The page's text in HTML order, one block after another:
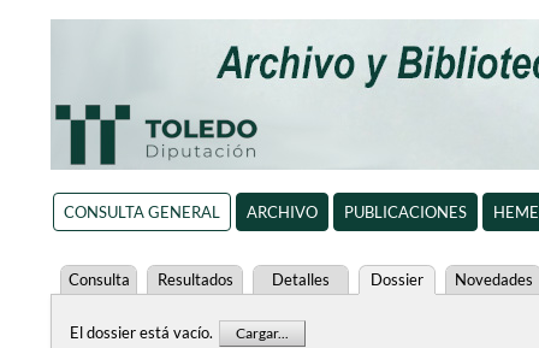
CONSULTA GENERAL ARCHIVO PUBLICACIONES
Consulta Resultados Detalles Dossier Novedades
El dossier está vacío. Cargar...